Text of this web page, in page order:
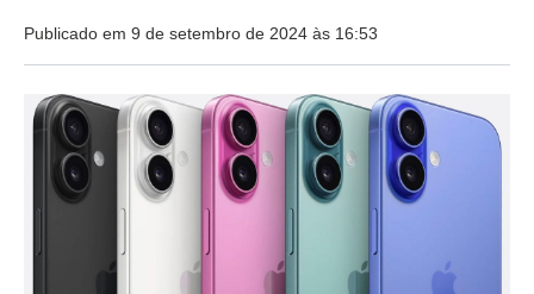
Publicado em 9 de setembro de 2024 às 16:53